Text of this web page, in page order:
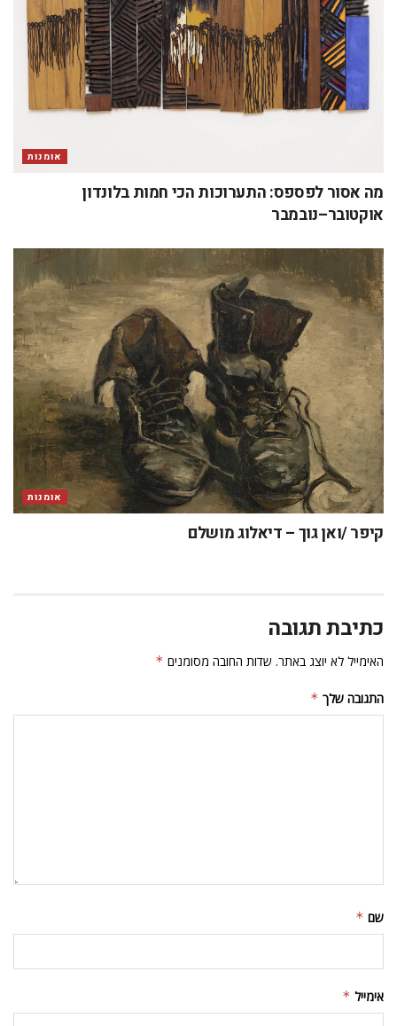
אומנות
מה אסור לפספס: התערוכות הכי חמות בלונדון
אוקטובר–נובמבר
אומנות
קיפר /ואן גוך – דיאלוג מושלם
כתיבת תגובה
האימייל לא יוצג באתר. שדות החובה מסומנים *
התגובה שלך *
שם *
אימייל *